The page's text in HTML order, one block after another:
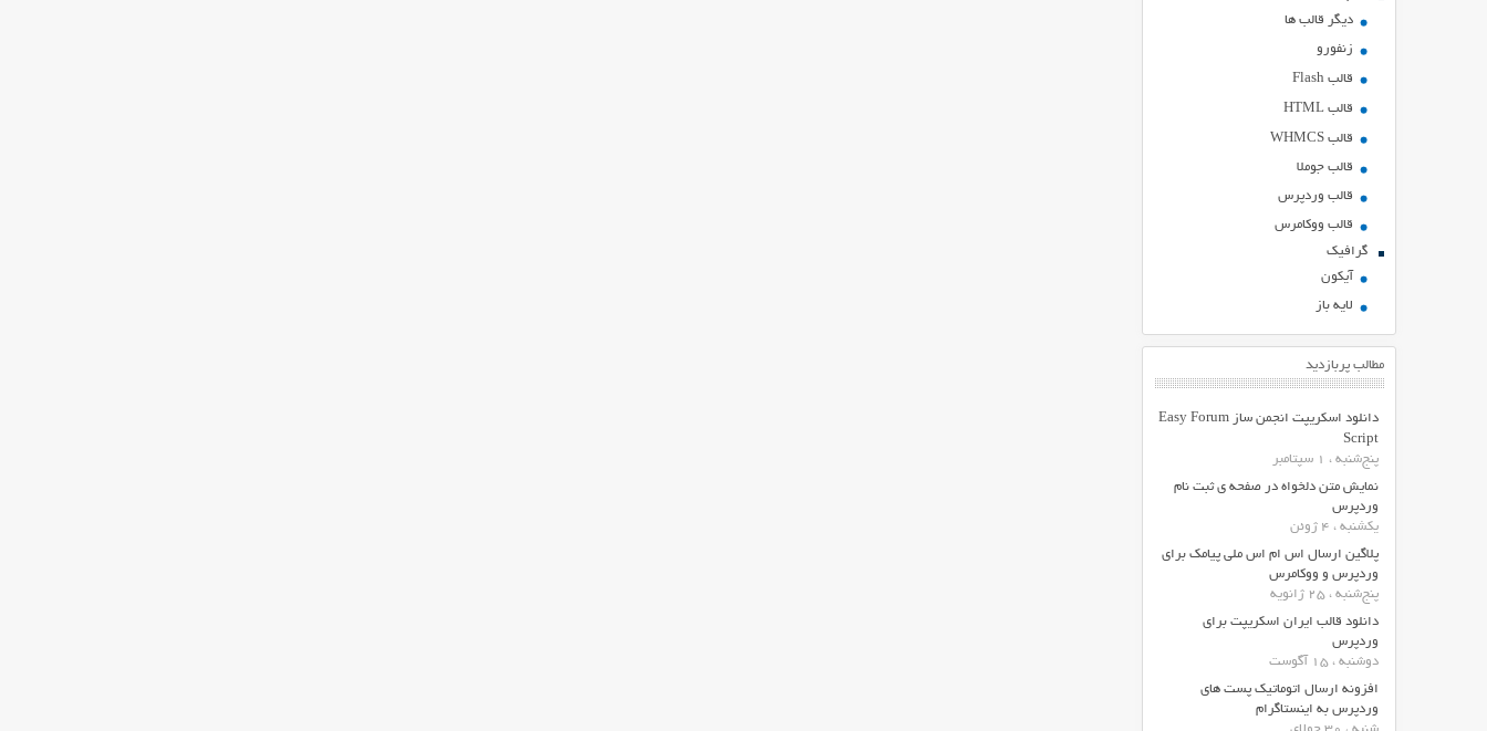
دیگر قالب ها
زنفورو
قالب Flash
قالب HTML
قالب WHMCS
قالب جوملا
قالب وردپرس
قالب ووکامرس
گرافیک
آیکون
لایه باز
مطالب پربازدید
دانلود اسکریپت انجمن ساز Easy Forum
Script
پنج‌شنبه ، 1 سپتامبر
نمایش متن دلخواه در صفحه ی ثبت نام
وردپرس
یکشنبه ، 4 ژوئن
پلاگین ارسال اس ام اس ملی پیامک برای
وردپرس و ووکامرس
پنج‌شنبه ، 25 ژانویه
دانلود قالب ایران اسکریپت برای
وردپرس
دوشنبه ، 15 آگوست
افزونه ارسال اتوماتیک پست های
وردپرس به اینستاگرام